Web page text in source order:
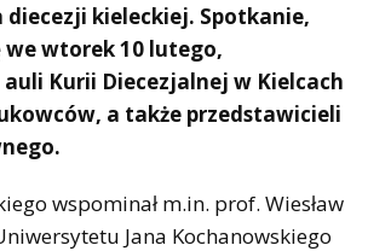
diecezji kieleckiej. Spotkanie,
we wtorek 10 lutego,
auli Kurii Diecezjalnej w Kielcach
a także przedstawicieli
wspominał m.in. prof. Wiesław
Jana Kochanowskiego